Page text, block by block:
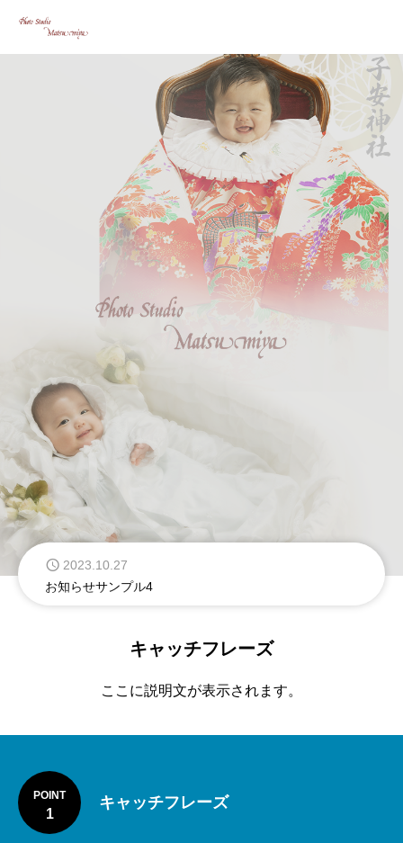
2023.10.27
お知らせサンプル4
2023.10.27
キャッチフレーズ
ここに説明文が表示されます。
POINT
1
キャッチフレーズ